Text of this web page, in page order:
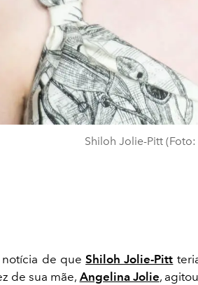
Shiloh Jolie-Pitt
notícia de queShiloh Jolie-Pitt
de sua mãe, Angelina Jolie,